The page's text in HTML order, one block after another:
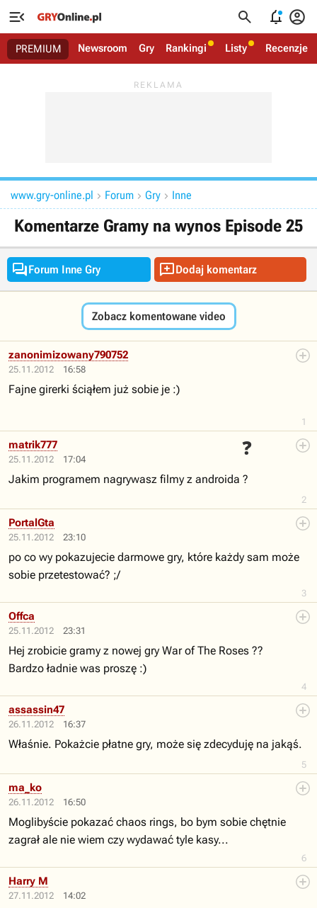
   
PREMIUM Newsroom Gry Rankingi Listy Recenzje
www.gry-online.pl  Forum  Gry  Inne
Komentarze Gramy na wynos Episode 25
Forum Inne Gry Dodaj komentarz
Zobacz komentowane video
25.11.2012 16:58
1
zanonimizowany790752
Fajne girerki ściąłem już sobie je :)
25.11.2012 17:04
❓
2
matrik777
Jakim programem nagrywasz filmy z androida ?
25.11.2012 23:10
3
PortalGta
po co wy pokazujecie darmowe gry, które każdy sam może
sobie przetestować? ;/
25.11.2012 23:31
4
Offca
Hej zrobicie gramy z nowej gry War of The Roses ??
Bardzo ładnie was proszę :)
26.11.2012 16:37
5
assassin47
Właśnie. Pokażcie płatne gry, może się zdecyduję na jakąś.
26.11.2012 16:50
6
ma_ko
Moglibyście pokazać chaos rings, bo bym sobie chętnie
zagrał ale nie wiem czy wydawać tyle kasy...
27.11.2012 14:02
Harry M